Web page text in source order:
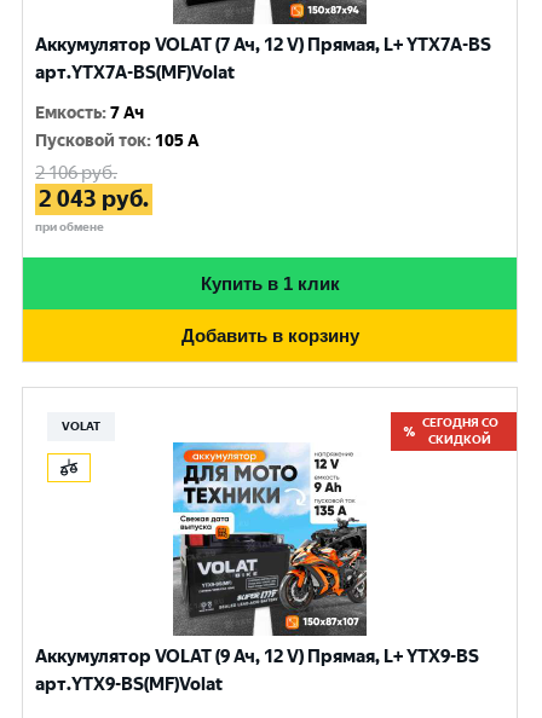
Аккумулятор VOLAT (7 Ач, 12 V) Прямая, L+ YTX7A-BS
арт.YTX7A-BS(MF)Volat
Емкость:7 Ач
Пусковой ток: 105 A
2 106руб.
2 043 руб.
при обмене
Купить в 1 клик
Добавить в корзину
VOLAT
СЕГОДНЯ СО
СКИДКОЙ
Аккумулятор VOLAT (9 Ач, 12 V) Прямая, L+ YTX9-BS
арт.YTX9-BS(MF)Volat